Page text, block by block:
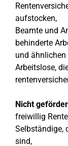
aufstocken,
Beamte und
behinderte
und
Arbeitslose,
Nicht
freiwillig
Selbständige,
sind,